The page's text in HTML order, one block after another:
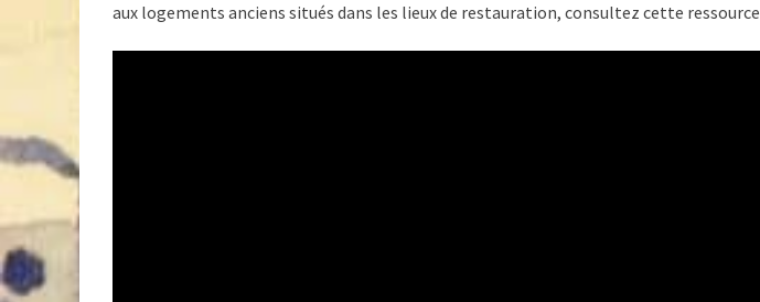
aux logements anciens situés dans les lieux de restauration, consultez cette ressource